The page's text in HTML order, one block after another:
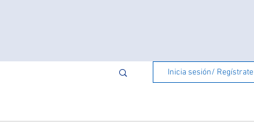
Inicia sesión/ Regístrate